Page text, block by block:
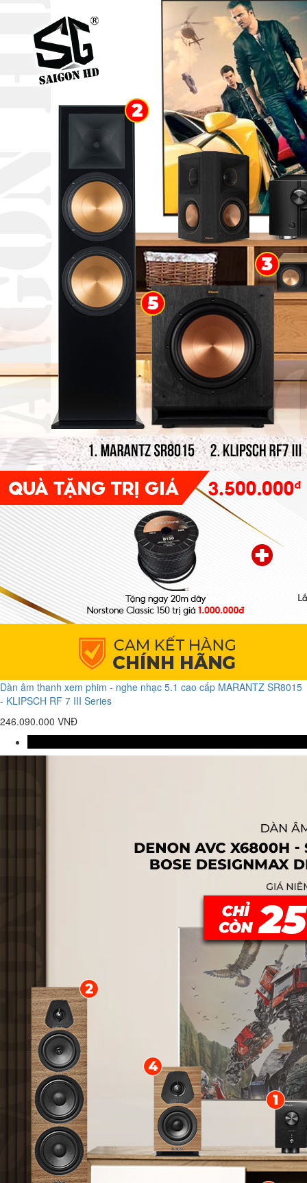
Dàn âm thanh xem phim - nghe nhạc 5.1 cao cấp MARANTZ SR8015
- KLIPSCH RF 7 III Series
246.090.000 VNĐ